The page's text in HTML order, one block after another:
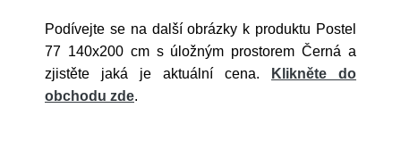
Podívejte se na další obrázky k produktu Postel
77 140x200 cm s úložným prostorem Černá a
zjistěte jaká je aktuální cena.
Klikněte do
obchodu zde.